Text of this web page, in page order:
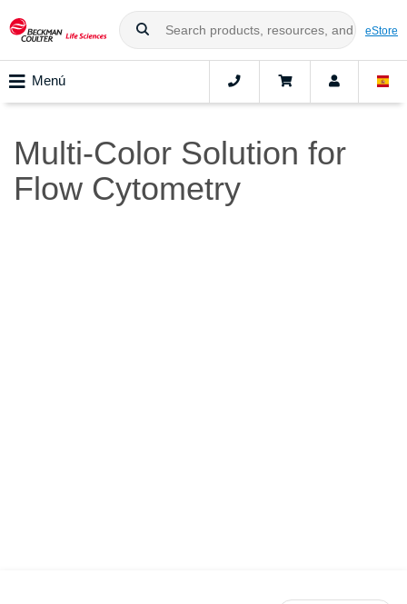
eStore
Menú
Multi-Color Solution for
Flow Cytometry